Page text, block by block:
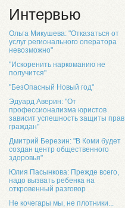
Интервью
Ольга Микушева: "Отказаться от
услуг регионального оператора
невозможно"
"Искоренить наркоманию не
получится"
"БезОпасный Новый год"
Эдуард Аверин: "От
профессионализма юристов
зависит успешность защиты прав
граждан"
Дмитрий Березин: "В Коми будет
создан центр общественного
здоровья"
Юлия Пасынкова: Прежде всего,
надо вызвать ребенка на
откровенный разговор
Не кочегары мы, не плотники...